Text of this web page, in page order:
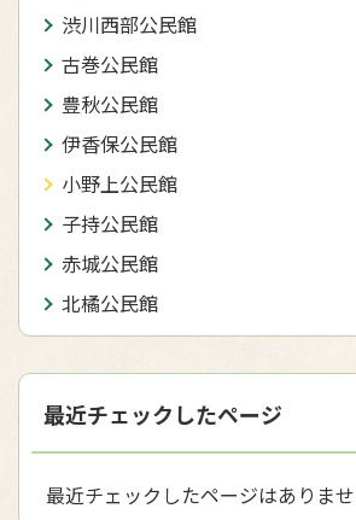
渋川西部公民館
古巻公民館
豊秋公民館
伊香保公民館
小野上公民館
子持公民館
赤城公民館
北橘公民館
最近チェックしたページ
最近チェックしたページはありませ